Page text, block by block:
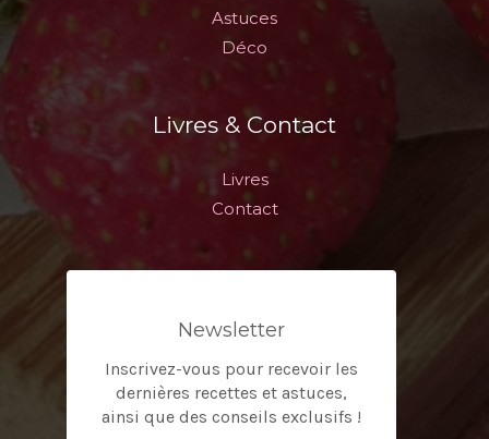
Astuces
Déco
Livres & Contact
Livres
Contact
Newsletter
Inscrivez-vous pour recevoir les
dernières recettes et astuces,
ainsi que des conseils exclusifs !